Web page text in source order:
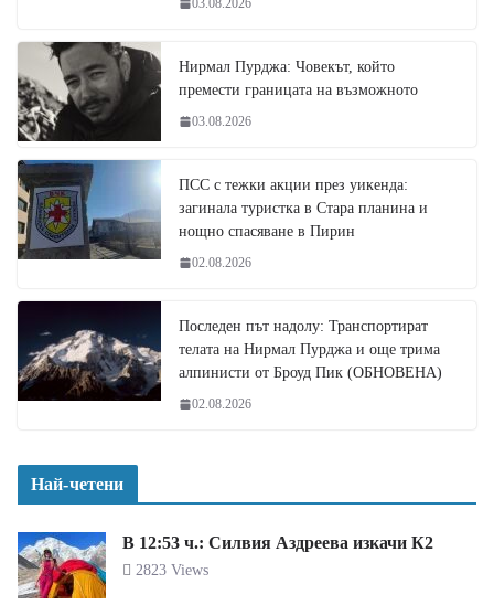
Нирмал Пурджа: Човекът, който
премести границата на възможното
03.08.2026
ПСС с тежки акции през уикенда:
загинала туристка в Стара планина и
нощно спасяване в Пирин
02.08.2026
Последен път надолу: Транспортират
телата на Нирмал Пурджа и още трима
алпинисти от Броуд Пик (ОБНОВЕНА)
02.08.2026
Най-четени
В 12:53 ч.: Силвия Аздреева изкачи К2
2823 Views